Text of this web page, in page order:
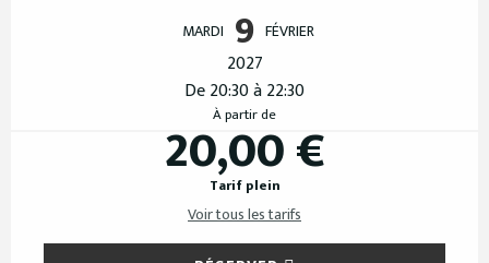
MARDI 9 FÉVRIER
2027
De 20:30 à 22:30
À partir de
20,00 €
Tarif plein
Voir tous les tarifs